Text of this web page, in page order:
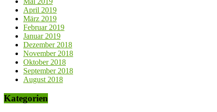
April 2019
März 2019
Februar 2019
Januar 2019
Dezember 2018
November 2018
Oktober 2018
September 2018
August 2018
Kategorien